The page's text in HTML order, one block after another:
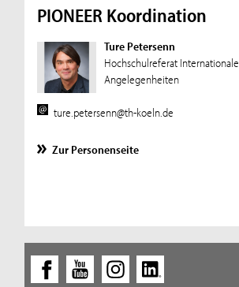
PIONEER Koordination
Ture Petersenn
Hochschulreferat Internationale
Angelegenheiten
ture.petersenn@th-koeln.de
Zur Personenseite